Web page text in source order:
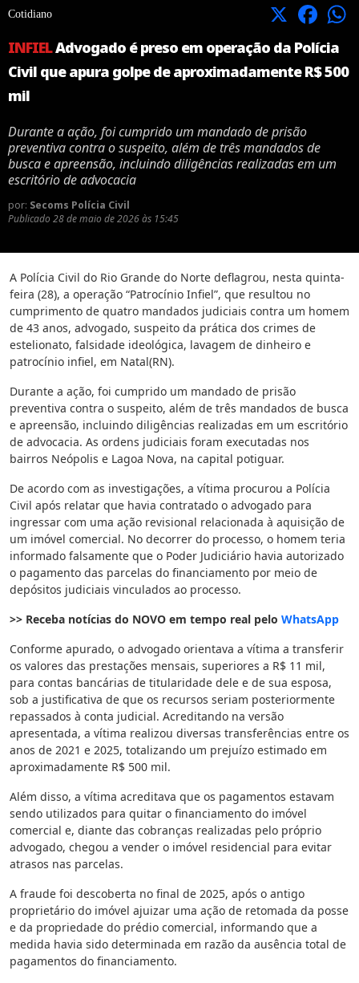
Cotidiano X Facebook
INFIELAdvogado é preso em operação da Polícia
Civil que apura golpe de aproximadamente R$ 500
mil
Durante a ação, foi cumprido um mandado de prisão
preventiva contra o suspeito, além de três mandados de
busca e apreensão, incluindo diligências realizadas em um
escritório de advocacia
por: Secoms Polícia Civil
Publicado 28 de maio de 2026 às 15:45
A Polícia Civil do Rio Grande do Norte deflagrou, nesta quinta-
feira (28), a operação “Patrocínio Infiel”, que resultou no
cumprimento de quatro mandados judiciais contra um homem
de 43 anos, advogado, suspeito da prática dos crimes de
estelionato, falsidade ideológica, lavagem de dinheiro e
patrocínio infiel, em Natal(RN).
Durante a ação, foi cumprido um mandado de prisão
preventiva contra o suspeito, além de três mandados de busca
e apreensão, incluindo diligências realizadas em um escritório
de advocacia. As ordens judiciais foram executadas nos
bairros Neópolis e Lagoa Nova, na capital potiguar.
De acordo com as investigações, a vítima procurou a Polícia
Civil após relatar que havia contratado o advogado para
ingressar com uma ação revisional relacionada à aquisição de
um imóvel comercial. No decorrer do processo, o homem teria
informado falsamente que o Poder Judiciário havia autorizado
o pagamento das parcelas do financiamento por meio de
depósitos judiciais vinculados ao processo.
>> Receba notícias do NOVO em tempo real pelo WhatsApp
Conforme apurado, o advogado orientava a vítima a transferir
os valores das prestações mensais, superiores a R$ 11 mil,
para contas bancárias de titularidade dele e de sua esposa,
sob a justificativa de que os recursos seriam posteriormente
repassados à conta judicial. Acreditando na versão
apresentada, a vítima realizou diversas transferências entre os
anos de 2021 e 2025, totalizando um prejuízo estimado em
aproximadamente R$ 500 mil.
Além disso, a vítima acreditava que os pagamentos estavam
sendo utilizados para quitar o financiamento do imóvel
comercial e, diante das cobranças realizadas pelo próprio
advogado, chegou a vender o imóvel residencial para evitar
atrasos nas parcelas.
A fraude foi descoberta no final de 2025, após o antigo
proprietário do imóvel ajuizar uma ação de retomada da posse
e da propriedade do prédio comercial, informando que a
medida havia sido determinada em razão da ausência total de
pagamentos do financiamento.